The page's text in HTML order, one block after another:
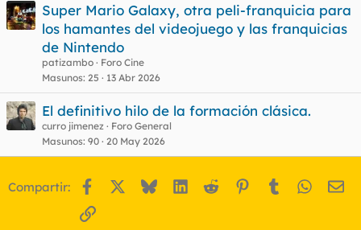
Super Mario Galaxy, otra peli-franquicia para
los hamantes del videojuego y las franquicias
de Nintendo
patizambo
Foro Cine
Masunos 25 13 Abr 2026
El definitivo hilo de la formación clásica.
curro jimenez
Foro General
Masunos 90 20 May 2026
Compartir: Facebook BlueskyLinkedIn
Reddit Pinterest
Tumblr
Enlace